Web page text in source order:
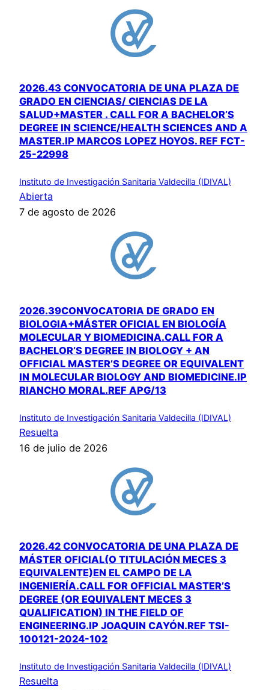
2026.43 CONVOCATORIA DE UNA PLAZA DE
GRADO EN CIENCIAS/ CIENCIAS DE LA
SALUD+MASTER . CALL FOR A BACHELOR’S
DEGREE IN SCIENCE/HEALTH SCIENCES AND A
MASTER.IP MARCOS LOPEZ HOYOS. REF FCT-
25-22998
Instituto de Investigación Sanitaria Valdecilla (IDIVAL)
Abierta
7 de agosto de 2026
2026.39CONVOCATORIA DE GRADO EN
BIOLOGIA+MÁSTER OFICIAL EN BIOLOGÍA
MOLECULAR Y BIOMEDICINA.CALL FOR A
BACHELOR’S DEGREE IN BIOLOGY + AN
OFFICIAL MASTER’S DEGREE OR EQUIVALENT
IN MOLECULAR BIOLOGY AND BIOMEDICINE.IP
RIANCHO MORAL.REF APG/13
Instituto de Investigación Sanitaria Valdecilla (IDIVAL)
Resuelta
16 de julio de 2026
2026.42 CONVOCATORIA DE UNA PLAZA DE
MÁSTER OFICIAL(O TITULACIÓN MECES 3
EQUIVALENTE)EN EL CAMPO DE LA
INGENIERÍA.CALL FOR OFFICIAL MASTER’S
DEGREE (OR EQUIVALENT MECES 3
QUALIFICATION) IN THE FIELD OF
ENGINEERING.IP JOAQUIN CAYÓN.REF TSI-
100121-2024-102
Instituto de Investigación Sanitaria Valdecilla (IDIVAL)
Resuelta